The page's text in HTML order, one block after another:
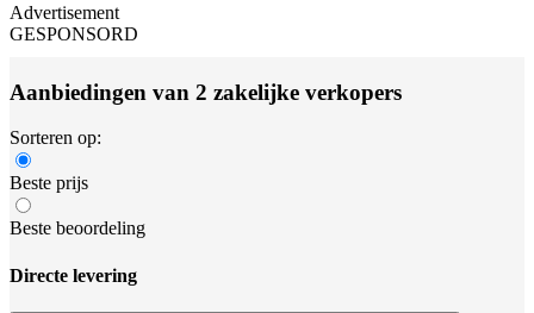
Advertisement
GESPONSORD
Aanbiedingen van 2 zakelijke verkopers
Sorteren op:
Beste prijs
Beste beoordeling
Directe levering